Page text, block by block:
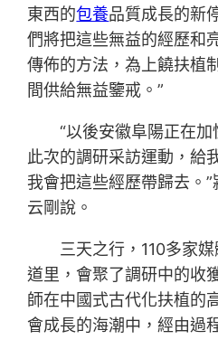
東西的包養品質成長的新
們將把這些無益的經歷和
傳佈的方法，為上饒扶植
間供給無益鑒戒。”
“以後安徽阜陽正在加
此次的調研采訪運動，給
我會把這些經歷帶歸去。
云剛說。
三天之行，110多家
道里，會聚了調研中的收
師在中國式古代化扶植的
會成長的海潮中，經由過